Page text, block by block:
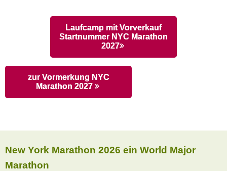
Laufcamp mit Vorverkauf
Startnummer NYC Marathon
2027
zur Vormerkung NYC
Marathon 2027
New York Marathon 2026 ein World Major
Marathon